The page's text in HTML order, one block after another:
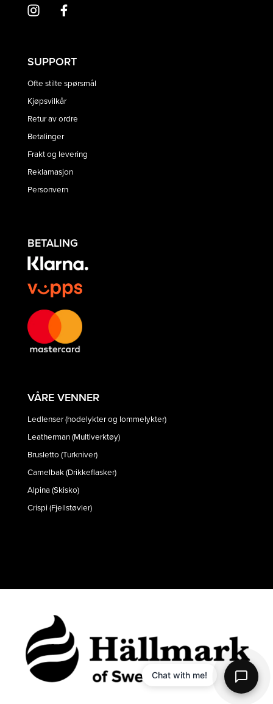
SUPPORT
Ofte stilte spørsmål
Kjøpsvilkår
Retur av ordre
Betalinger
Frakt og levering
Reklamasjon
Personvern
BETALING
VÅRE VENNER
Ledlenser (hodelykter og lommelykter)
Leatherman (Multiverktøy)
Brusletto (Turkniver)
Camelbak (Drikkeflasker)
Alpina (Skisko)
Crispi (Fjellstøvler)
Chat with me!